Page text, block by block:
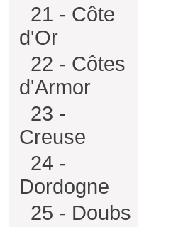
21 - Côte
d'Or
22 - Côtes
d'Armor
23 -
Creuse
24 -
Dordogne
25 - Doubs